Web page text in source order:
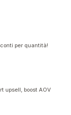
per quantità!
upsell, boost AOV